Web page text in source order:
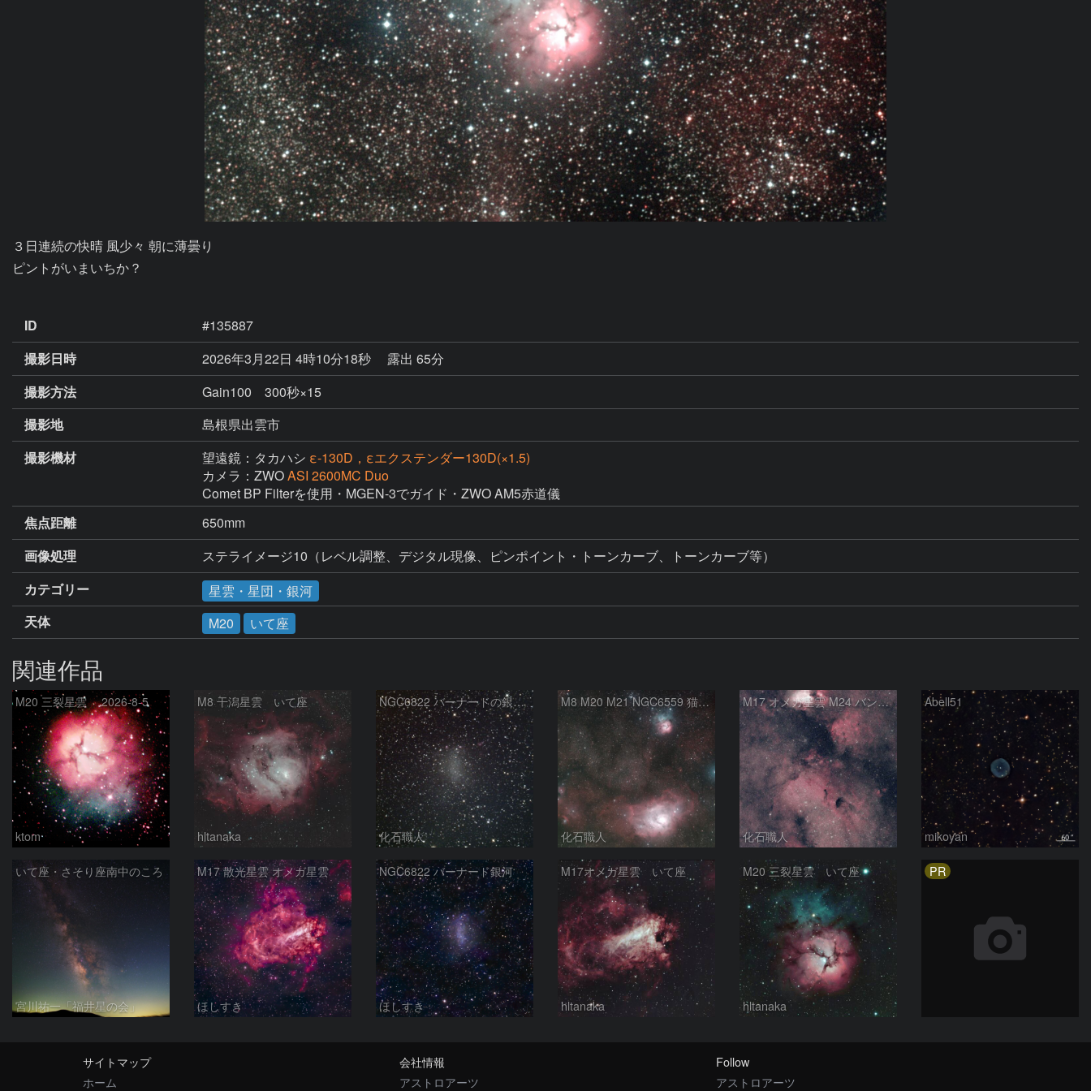
３日連続の快晴 風少々 朝に薄曇り
ピントがいまいちか？
ID
#135887
撮影日時
2026年3月22日 4時10分18秒
露出 65分
撮影方法
Gain100 300秒×15
撮影地
島根県出雲市
撮影機材
望遠鏡：タカハシ ε-130D，εエクステンダー130D(×1.5)
カメラ：ZWOASI 2600MC Duo
Comet BP Filterを使用・MGEN-3でガイド・ZWO AM5赤道儀
焦点距離
650mm
画像処理
ステライメージ10（レベル調整、デジタル現像、ピンポイント・トーンカーブ、トーンカーブ等）
カテゴリー
星雲・星団・銀河
天体
M20 いて座
関連作品
M20 三裂星雲 2026-8-5
ktom
M8 干潟星雲 いて座
hltanaka
NGC6822 バーナードの銀河 いて座
化石職人
M8 M20 M21 NGC6559 猫の手星雲 いて座
化石職人
M17 オメガ星雲 M24 バンビの横顔 いて座
化石職人
Abell51
mikoyan
いて座・さそり座南中のころ
宮川祐一「福井星の会」
M17 散光星雲 オメガ星雲
ほしすき
NGC6822 バーナード銀河
ほしすき
M17オメガ星雲 いて座
hltanaka
M20 三裂星雲 いて座
hltanaka
PR
サイトマップ
ホーム
会社情報
アストロアーツ
Follow
アストロアーツ